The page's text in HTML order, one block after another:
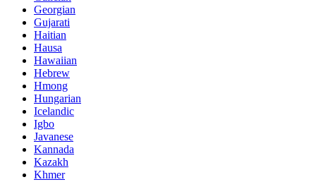
Georgian
Gujarati
Haitian
Hausa
Hawaiian
Hebrew
Hmong
Hungarian
Icelandic
Igbo
Javanese
Kannada
Kazakh
Khmer